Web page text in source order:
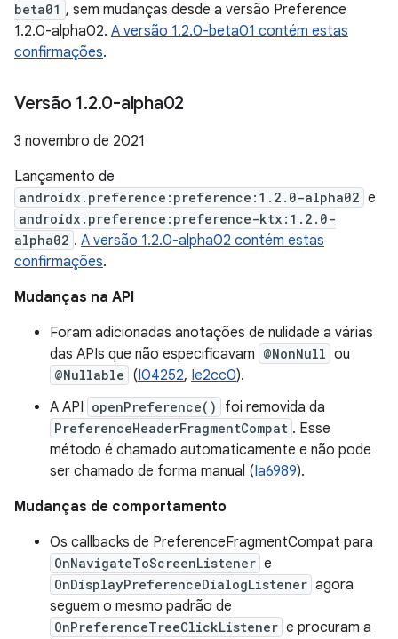
beta01 , sem mudanças desde a versão Preference
1.2.0-alpha02. A versão 1.2.0-beta01 contém estas
confirmações.
Versão 1.2.0-alpha02
3 novembro de 2021
Lançamento de
androidx.preference:preference:1.2.0-alpha02 e
androidx.preference:preference-ktx:1.2.0-
alpha02 . A versão 1.2.0-alpha02 contém estas
confirmações.
Mudanças na API
Foram adicionadas anotações de nulidade a várias
das APIs que não especificavam @NonNull ou
@Nullable (I04252, Ie2cc0).
A API openPreference() foi removida da
PreferenceHeaderFragmentCompat . Esse
método é chamado automaticamente e não pode
ser chamado de forma manual (Ia6989).
Mudanças de comportamento
Os callbacks de PreferenceFragmentCompat para
OnNavigateToScreenListener e
OnDisplayPreferenceDialogListener agora
seguem o mesmo padrão de
OnPreferenceTreeClickListener e procuram a